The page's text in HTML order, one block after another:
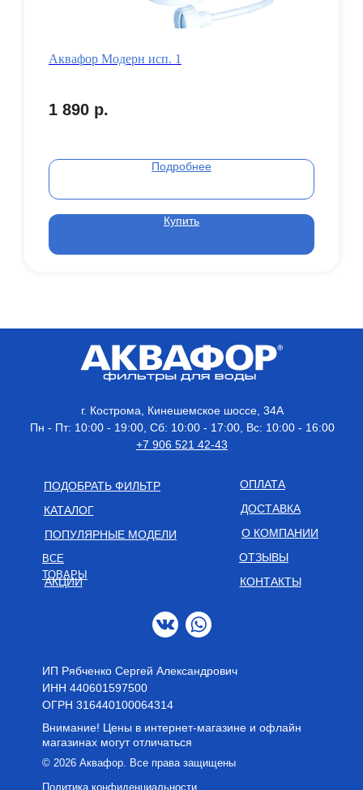
Аквафор Модерн исп. 1
1 890 р.
Подробнее
Купить
© 2026 Аквафор. Все права защищены
Политика конфиденциальности
Внимание! Цены в интернет-магазине и офлайн
магазинах могут отличаться
г. Кострома, Кинешемское шоссе, 34А
Пн - Пт: 10:00 - 19:00, Сб: 10:00 - 17:00, Вс: 10:00 - 16:00
+7 906 521 42-43
КАТАЛОГ
О КОМПАНИИ
КОНТАКТЫ
ОПЛАТА
АКЦИИ
ПОПУЛЯРНЫЕ МОДЕЛИ
ДОСТАВКА
ОТЗЫВЫ
ВСЕ
ТОВАРЫ
ПОДОБРАТЬ ФИЛЬТР
ИП Рябченко Сергей Александрович
ИНН 440601597500
OГРН 316440100064314